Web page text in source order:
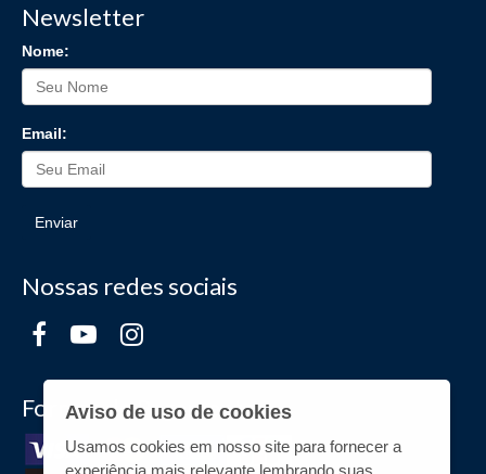
Newsletter
Nome:
Email:
Enviar
Nossas redes sociais
Formas de Pagamento
Aviso de uso de cookies
Usamos cookies em nosso site para fornecer a
experiência mais relevante,lembrando suas